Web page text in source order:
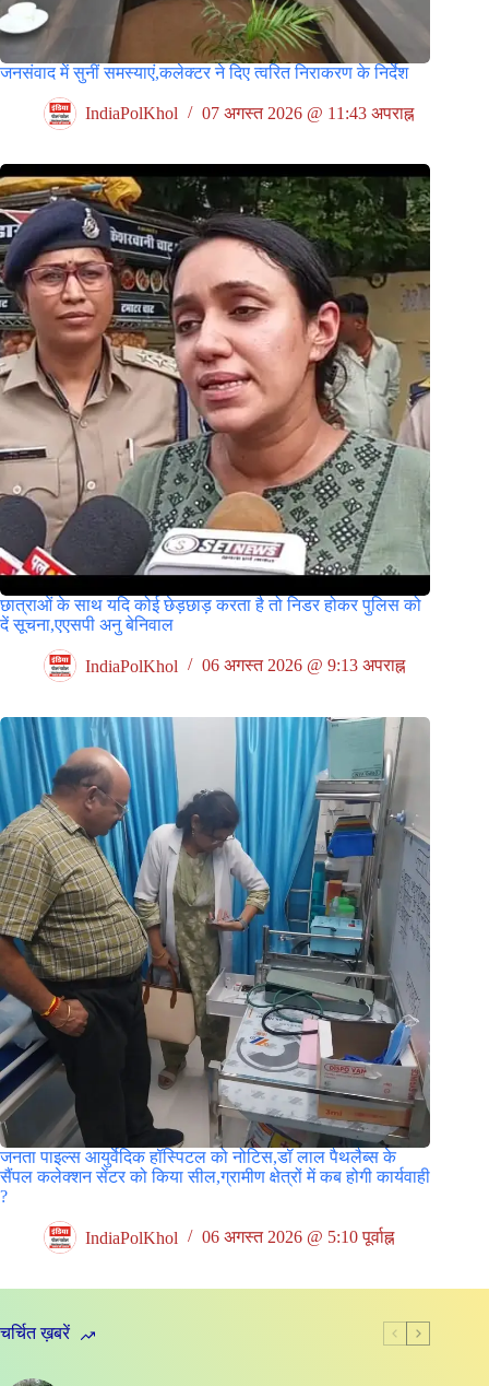
जनसंवाद में सुनीं समस्याएं,कलेक्टर ने दिए त्वरित निराकरण के निर्देश
IndiaPolKhol 07 अगस्त 2026 @ 11:43 अपराह्न
छात्राओं के साथ यदि कोई छेड़छाड़ करता है तो निडर होकर पुलिस को
दें सूचना,एएसपी अनु बेनिवाल
IndiaPolKhol 06 अगस्त 2026 @ 9:13 अपराह्न
जनता पाइल्स आयुर्वेदिक हॉस्पिटल को नोटिस,डॉ लाल पैथलैब्स के
सैंपल कलेक्शन सेंटर को किया सील,ग्रामीण क्षेत्रों में कब होगी कार्यवाही
?
IndiaPolKhol 06 अगस्त 2026 @ 5:10 पूर्वाह्न
चर्चित ख़बरें